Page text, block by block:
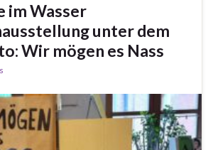
im Wasser
unter dem
Wir mögen es Nass